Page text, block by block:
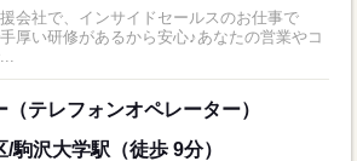
会社で、インサイドセールスのお仕事で
厚い研修があるから安心♪あなたの営業やコ
（テレフォンオペレーター）
駒沢大学駅（徒歩 9分）